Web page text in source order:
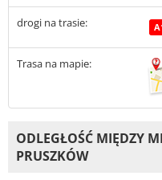
drogi na trasie:
Trasa na mapie:
ODLEGŁOŚĆ MIĘDZY
PRUSZKÓW